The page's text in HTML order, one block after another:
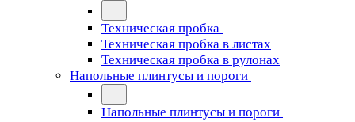
Техническая пробка
Техническая пробка в листах
Техническая пробка в рулонах
Напольные плинтусы и пороги
Напольные плинтусы и пороги